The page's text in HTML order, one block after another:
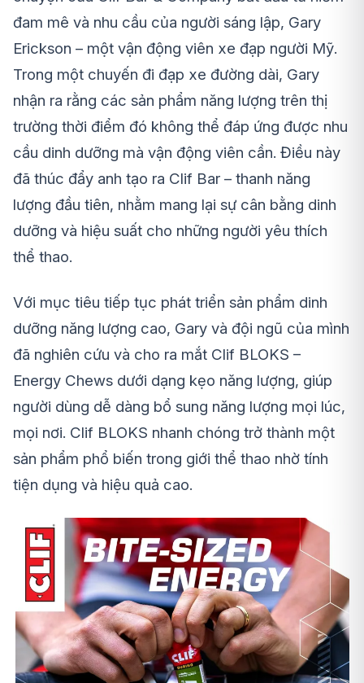
đam mê và nhu cầu của người sáng lập, Gary
Erickson – một vận động viên xe đạp người Mỹ.
Trong một chuyến đi đạp xe đường dài, Gary
nhận ra rằng các sản phẩm năng lượng trên thị
trường thời điểm đó không thể đáp ứng được nhu
cầu dinh dưỡng mà vận động viên cần. Điều này
đã thúc đẩy anh tạo ra Clif Bar – thanh năng
lượng đầu tiên, nhằm mang lại sự cân bằng dinh
dưỡng và hiệu suất cho những người yêu thích
thể thao.
Với mục tiêu tiếp tục phát triển sản phẩm dinh
dưỡng năng lượng cao, Gary và đội ngũ của mình
đã nghiên cứu và cho ra mắt Clif BLOKS –
Energy Chews dưới dạng kẹo năng lượng, giúp
người dùng dễ dàng bổ sung năng lượng mọi lúc,
mọi nơi. Clif BLOKS nhanh chóng trở thành một
sản phẩm phổ biến trong giới thể thao nhờ tính
tiện dụng và hiệu quả cao.